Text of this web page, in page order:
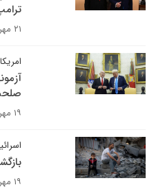
۲۱ مهر ۱۴۰۴
۱۹ مهر ۱۴۰۴
۱۹ مهر ۱۴۰۴